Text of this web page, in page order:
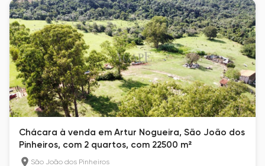
Chácara à venda em Artur Nogueira, São João dos
Pinheiros, com 2 quartos, com 22500 m²
São João dos Pinheiros